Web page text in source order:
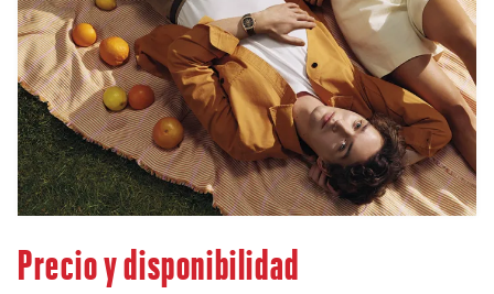
Precio y disponibilidad